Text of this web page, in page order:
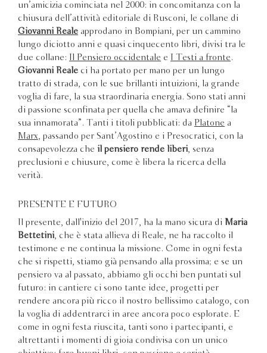
un’amicizia cominciata nel 2000: in concomitanza con la
chiusura dell’attività editoriale di Rusconi, le collane di
Giovanni Reale approdano in Bompiani, per un cammino
lungo diciotto anni e quasi cinquecento libri, divisi tra le
due collane:
Il Pensiero occidentale e I Testi a fronte .
Giovanni Reale ci ha portato per mano per un lungo
tratto di strada, con le sue brillanti intuizioni, la grande
voglia di fare, la sua straordinaria energia. Sono stati anni
di passione sconfinata per quella che amava definire “la
sua innamorata”. Tanti i titoli pubblicati: da Platone a
Marx , passando per Sant’Agostino e i Presocratici, con la
consapevolezza che il pensiero rende liberi , senza
preclusioni e chiusure, come è libera la ricerca della
verità.
PRESENTE E FUTURO
Il presente, dall'inizio del 2017, ha la mano sicura di Maria
Bettetini , che è stata allieva di Reale, ne ha raccolto il
testimone e ne continua la missione. Come in ogni festa
che si rispetti, stiamo già pensando alla prossima; e se un
pensiero va al passato, abbiamo gli occhi ben puntati sul
futuro: in cantiere ci sono tante idee, progetti per
rendere ancora più ricco il nostro bellissimo catalogo, con
la voglia di addentrarci in aree ancora poco esplorate. E
come in ogni festa riuscita, tanti sono i partecipanti, e
altrettanti i momenti di gioia condivisa con un unico